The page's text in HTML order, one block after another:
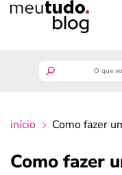
início Como fazer
Como fazer